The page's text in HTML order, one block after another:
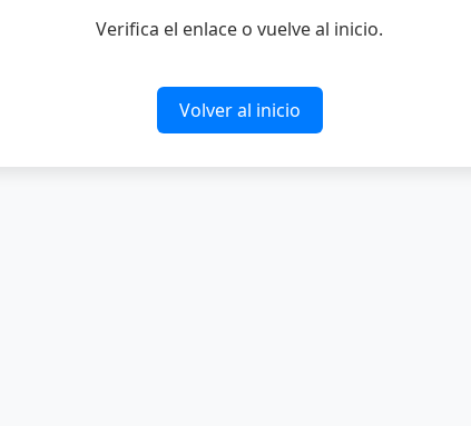
Verifica el enlace o vuelve al inicio.
Volver al inicio